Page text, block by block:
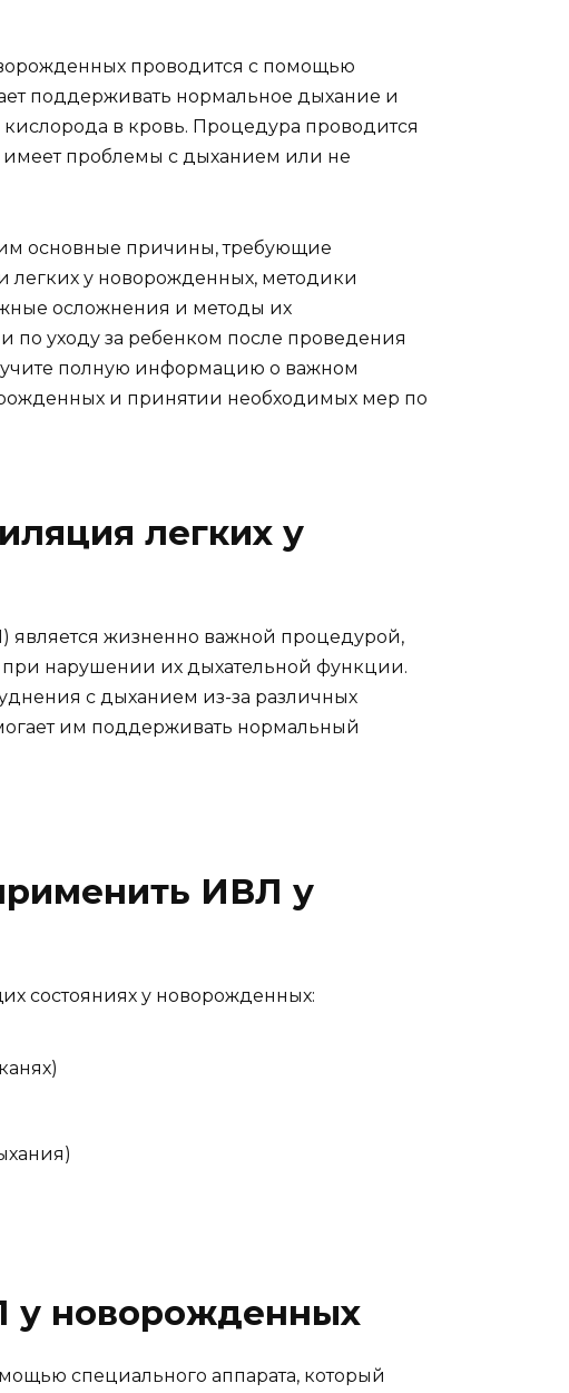
проводится с помощью
поддерживать нормальное дыхание и
в кровь. Процедура проводится
имеет проблемы с дыханием или не
основные причины, требующие
легких у новорожденных, методики
осложнения и методы их
уходу за ребенком после проведения
полную информацию о важном
и принятии необходимых мер по
легких у
является жизненно важной процедурой,
нарушении их дыхательной функции.
с дыханием из-за различных
им поддерживать нормальный
ИВЛ у
состояниях у новорожденных:
у новорожденных
специального аппарата, который